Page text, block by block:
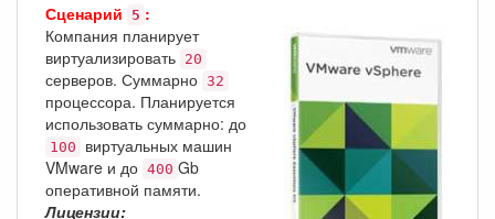
Сценарий 5 :
Компания планирует
виртуализировать 20
серверов. Суммарно 32
процессора. Планируется
использовать суммарно: до
100
виртуальных машин
VMware и до 400 Gb
оперативной памяти.
Лицензии: